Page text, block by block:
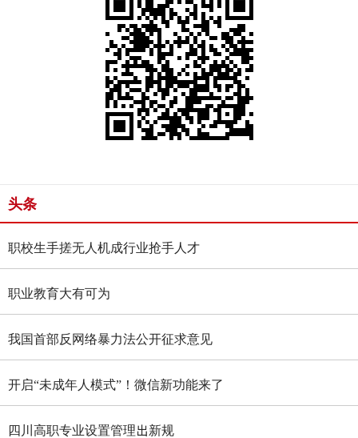
头条
职校生手搓无人机成行业抢手人才
职业教育大有可为
我国首部反网络暴力法公开征求意见
开启“未成年人模式”！微信新功能来了
四川高职专业设置管理出新规